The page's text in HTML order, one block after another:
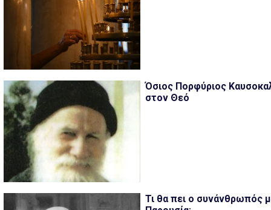
Όσιος Πορφύριος
στον Θεό
Τι θα πει ο συνάνθρωπός